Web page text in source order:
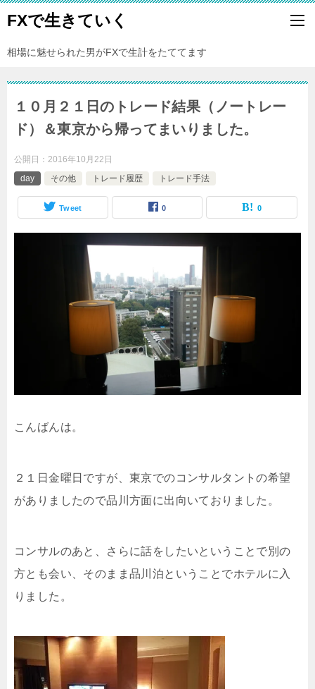
FXで生きていく
相場に魅せられた男がFXで生計をたててます
１０月２１日のトレード結果（ノートレー
ド）＆東京から帰ってまいりました。
公開日： 2016年10月22日
day
その他 トレード履歴 トレード手法
Tweet 0 0
こんばんは。
２１日金曜日ですが、東京でのコンサルタントの希望
がありましたので品川方面に出向いておりました。
コンサルのあと、さらに話をしたいということで別の
方とも会い、そのまま品川泊ということでホテルに入
りました。